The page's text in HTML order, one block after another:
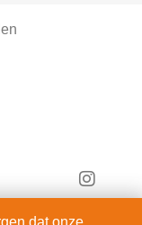
dat onze